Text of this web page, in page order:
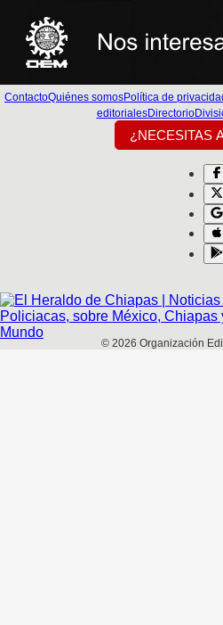
ContactoQuiénes somosPolítica de
editorialesDirectorio
¿NECESITAS
© 2026 Organización